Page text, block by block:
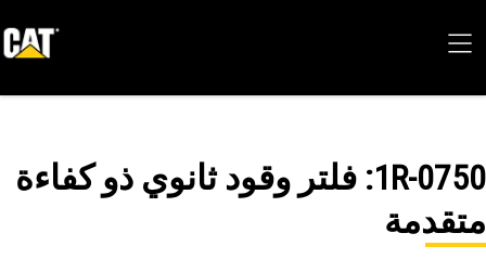
1R-: فلتر وقود ثانوي ذو كفاءة